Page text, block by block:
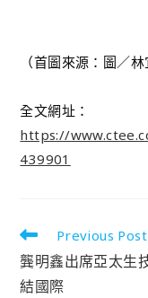
（首圖來源：圖／林
全文網址：
https://
439901
Previous Post
龔明鑫出席亞太生
結國際